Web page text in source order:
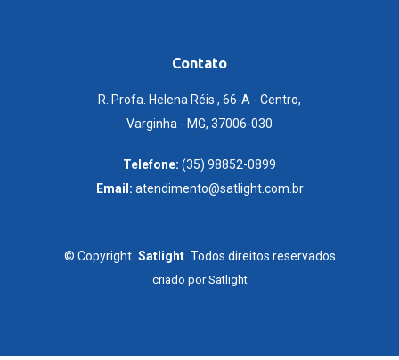
Contato
R. Profa. Helena Réis , 66-A - Centro,
Varginha - MG, 37006-030
Telefone: (35) 98852-0899
Email: atendimento@satlight.com.br
© Copyright Satlight Todos direitos reservados
criado porSatlight